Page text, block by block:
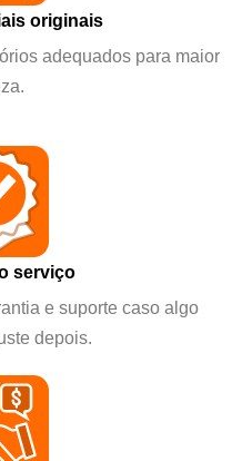
originais
adequados para maior
serviço
e suporte caso algo
depois.